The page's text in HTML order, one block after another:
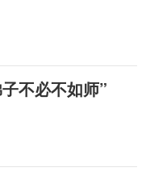
不必不如师”